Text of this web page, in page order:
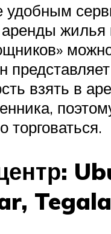
удобным
аренды жилья
представляет
взять в
торговаться.